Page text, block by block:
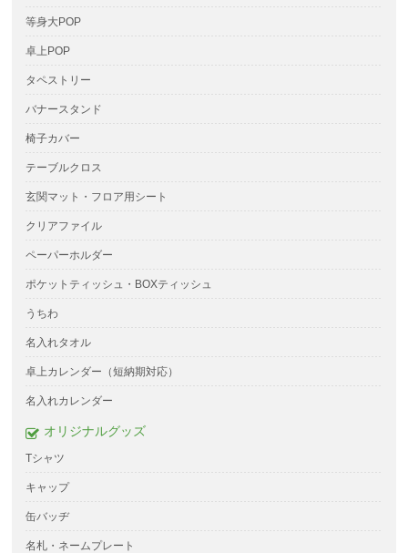
等身大POP
卓上POP
タペストリー
バナースタンド
椅子カバー
テーブルクロス
玄関マット・フロア用シート
クリアファイル
ペーパーホルダー
ポケットティッシュ・BOXティッシュ
うちわ
名入れタオル
卓上カレンダー（短納期対応）
名入れカレンダー
オリジナルグッズ
Tシャツ
キャップ
缶バッヂ
名札・ネームプレート